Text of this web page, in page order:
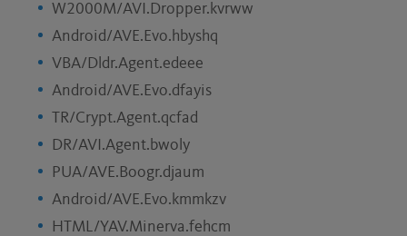
W2000M/AVI.Dropper.kvrww
Android/AVE.Evo.hbyshq
VBA/Dldr.Agent.edeee
Android/AVE.Evo.dfayis
TR/Crypt.Agent.qcfad
DR/AVI.Agent.bwoly
PUA/AVE.Boogr.djaum
Android/AVE.Evo.kmmkzv
HTML/YAV.Minerva.fehcm